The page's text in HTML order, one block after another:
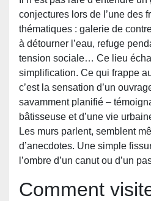
conjectures lors de l’une des
thématiques : galerie de
à détourner l’eau, refuge
tension sociale… Ce lieu
simplification. Ce qui frappe
c’est la sensation d’un
savamment planifié –
bâtisseuse et d’une vie
Les murs parlent, semblent
d’anecdotes. Une simple
l’ombre d’un canut ou d’un
Comment